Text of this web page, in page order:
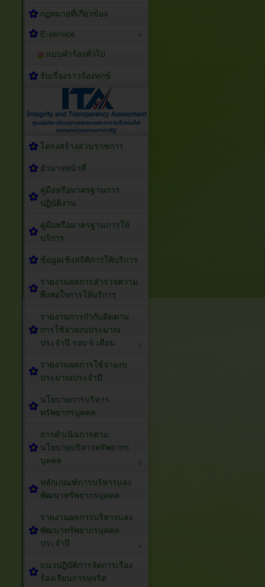
กฏหมายที่เกี่ยวข้อง
E-service
แบบคำร้องทั่วไป
รับเรื่องราวร้องทุกข์
โครงสร้างส่วนราชการ
อำนาจหน้าที่
คู่มือหรือมาตรฐานการ
ปฏิบัติงาน
คู่มือหรือมาตรฐานการให้
บริการ
ข้อมูลเชิงสถิติการให้บริการ
รายงานผลการสำรวจความ
พึงพอใจการให้บริการ
รายงานการกำกับติดตาม
การใช้จ่ายงบประมาณ
ประจำปี รอบ 6 เดือน
รายงานผลการใช้จ่ายงบ
ประมาณประจำปี
นโยบายการบริหาร
ทรัพยากรบุคคล
การดำเนินการตาม
นโยบายบริหารทรัพยากร
บุคคล
หลักเกณฑ์การบริหารและ
พัฒนาทรัพยากรบุคคล
รายงานผลการบริหารและ
พัฒนาทรัพยากรบุคคล
ประจำปี
แนวปฏิบัติการจัดการเรื่อง
ร้องเรียนการทุจริต